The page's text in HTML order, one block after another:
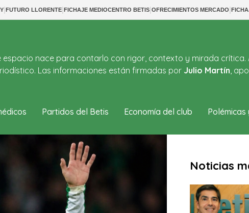
|FUTURO LLORENTE|FICHAJE MEDIOCENTRO BETIS|OFRECIMIENTOS MERCADO|
espacio nace para contarlo con rigor, contexto y mirada crítica.
Las informaciones están firmadas por Julio Martín,
Partidos del Betis Economía del club Polémicas
Noticias